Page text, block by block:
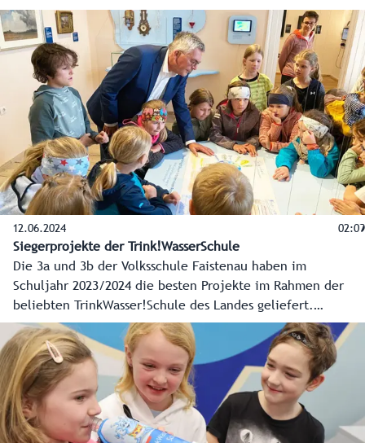
Das Projekt "Wasserläufer" will ebenfalls den Wert und die
Vielfalt der wichtigen Ressource den Kindern bewusst und
greifbar machen.
12.06.2024 02:09
Siegerprojekte der Trink!WasserSchule
Die 3a und 3b der Volksschule Faistenau haben im
Schuljahr 2023/2024 die besten Projekte im Rahmen der
beliebten TrinkWasser!Schule des Landes geliefert.
Landesrat Josef Schwaiger überraschte daher die Kinder
und Lehrerinnen mit einem Tablet.